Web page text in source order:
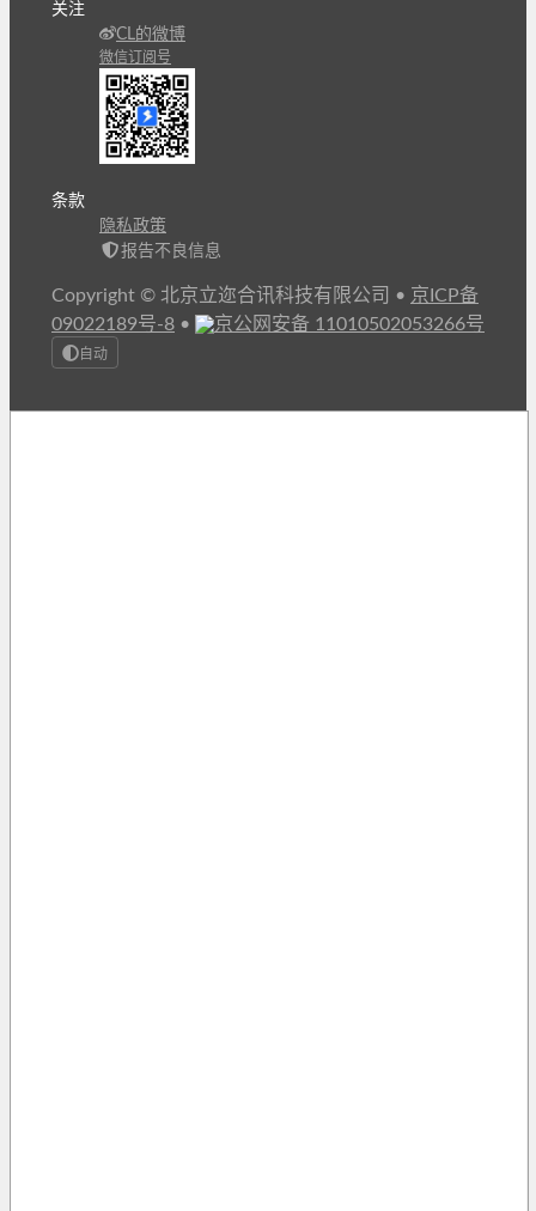
关注
CL的微博
微信订阅号
条款
隐私政策
报告不良信息
Copyright © 北京立迩合讯科技有限公司 • 京ICP备
09022189号-8 • 京公网安备 11010502053266号
自动